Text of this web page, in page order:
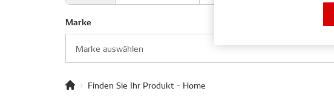
Marke
Marke auswählen
Finden Sie Ihr Produkt - Home